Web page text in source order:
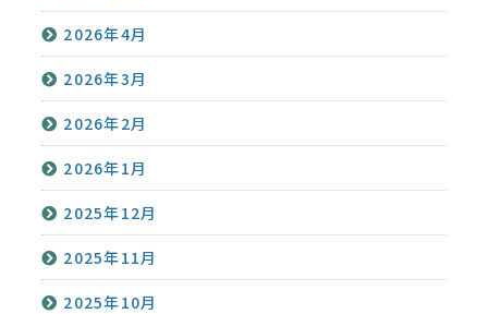
2026年4月
2026年3月
2026年2月
2026年1月
2025年12月
2025年11月
2025年10月